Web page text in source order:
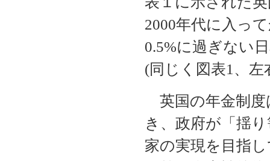
2000年代に入っ
0.5%に過ぎない
(同じく図表1、左
英国の年金制度
き、政府が「揺
家の実現を目指